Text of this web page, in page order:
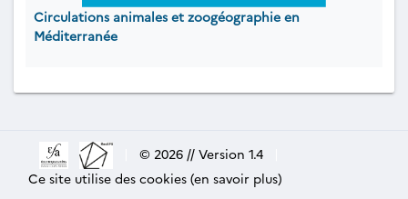
Circulations animales et zoogéographie en
Méditerranée
© 2026 // Version 1.4
Ce site utilise des cookies (en savoir plus)